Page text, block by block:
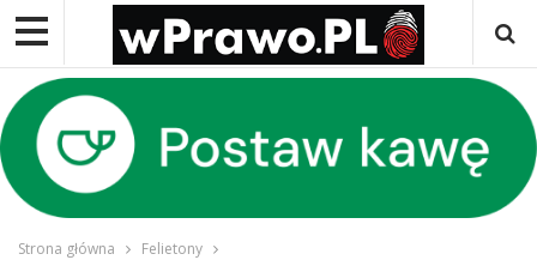
Strona główna Felietony